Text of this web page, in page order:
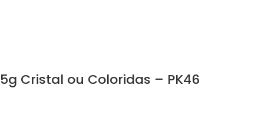
Cristal ou Coloridas – PK46